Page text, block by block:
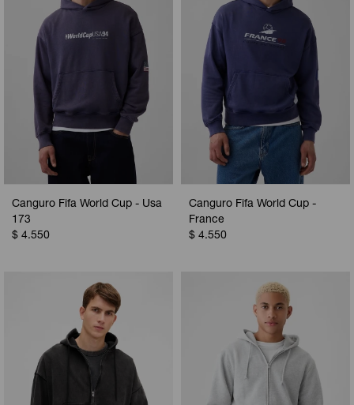
Canguro Fifa World Cup - Usa
173
$ 4.550
Canguro Fifa World Cup -
France
$ 4.550